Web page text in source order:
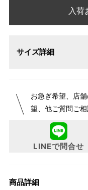
入荷
サイズ詳細
お急ぎ希望、店
望、他ご質問ご
LINEで問合せ
商品詳細